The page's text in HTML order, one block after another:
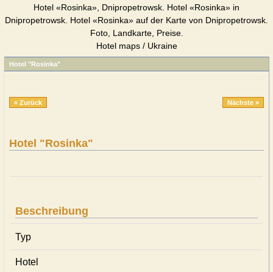
Hotel «Rosinka», Dnipropetrowsk. Hotel «Rosinka» in
Dnipropetrowsk. Hotel «Rosinka» auf der Karte von Dnipropetrowsk.
Foto, Landkarte, Preise.
Hotel maps / Ukraine
Hotel "Rosinka"
« Zurück Nächste »
Hotel "Rosinka"
Beschreibung
Typ
Hotel